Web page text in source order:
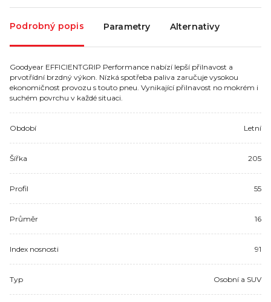
Podrobný popis Parametry Alternativy
Goodyear EFFICIENTGRIP Performance nabízí lepší přilnavost a
prvotřídní brzdný výkon. Nízká spotřeba paliva zaručuje vysokou
ekonomičnost provozu s touto pneu. Vynikající přilnavost no mokrém i
suchém povrchu v každé situaci.
Období Letní
Šířka 205
Profil 55
Průměr 16
Index nosnosti 91
Typ Osobní a SUV